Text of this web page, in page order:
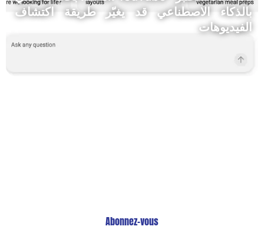
بالذكاء الاصطناعي قد يغيّر طريقة اكتشاف
الفيديوهات
Abonnez-vous